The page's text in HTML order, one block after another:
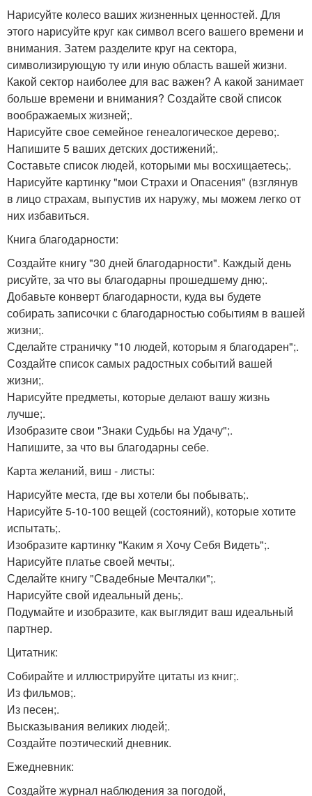
Нарисуйте колесо ваших жизненных ценностей. Для
этого нарисуйте круг как символ всего вашего времени и
внимания. Затем разделите круг на сектора,
символизирующую ту или иную область вашей жизни.
Какой сектор наиболее для вас важен? А какой занимает
больше времени и внимания? Создайте свой список
воображаемых жизней;.
Нарисуйте свое семейное генеалогическое дерево;.
Напишите 5 ваших детских достижений;.
Составьте список людей, которыми мы восхищаетесь;.
Нарисуйте картинку "мои Страхи и Опасения" (взглянув
в лицо страхам, выпустив их наружу, мы можем легко от
них избавиться.
Книга благодарности:
Создайте книгу "30 дней благодарности". Каждый день
рисуйте, за что вы благодарны прошедшему дню;.
Добавьте конверт благодарности, куда вы будете
собирать записочки с благодарностью событиям в вашей
жизни;.
Сделайте страничку "10 людей, которым я благодарен";.
Создайте список самых радостных событий вашей
жизни;.
Нарисуйте предметы, которые делают вашу жизнь
лучше;.
Изобразите свои "Знаки Судьбы на Удачу";.
Напишите, за что вы благодарны себе.
Карта желаний, виш - листы:
Нарисуйте места, где вы хотели бы побывать;.
Нарисуйте 5-10-100 вещей (состояний), которые хотите
испытать;.
Изобразите картинку "Каким я Хочу Себя Видеть";.
Нарисуйте платье своей мечты;.
Сделайте книгу "Свадебные Мечталки";.
Нарисуйте свой идеальный день;.
Подумайте и изобразите, как выглядит ваш идеальный
партнер.
Цитатник:
Собирайте и иллюстрируйте цитаты из книг;.
Из фильмов;.
Из песен;.
Высказывания великих людей;.
Создайте поэтический дневник.
Ежедневник:
Создайте журнал наблюдения за погодой,